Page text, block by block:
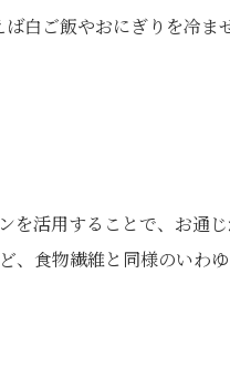
白ご飯やおにぎりを冷ま
を活用することで、お通
食物繊維と同様のいわゆ